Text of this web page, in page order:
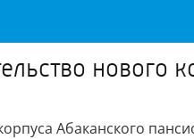
нового
Абаканского